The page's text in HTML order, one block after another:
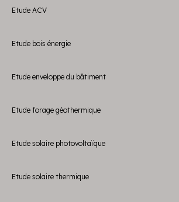
Etude ACV
Etude bois énergie
Etude enveloppe du bâtiment
Etude forage géothermique
Etude solaire photovoltaïque
Etude solaire thermique